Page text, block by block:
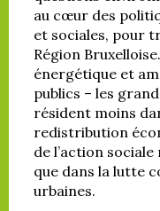
au cœur des
et sociales, pour
Région
énergétique et
publics – les
résident moins
redistribution
de l’action
que dans la lutte
urbaines.